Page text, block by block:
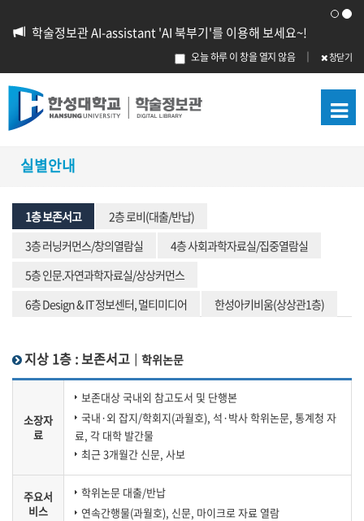
학술정보관 AI-assistant 'AI 북부기'를 이용해 보세요~!
오늘 하루 이 창을 열지 않음 ｜ 창닫기
실별안내
1층 보존서고
2층 로비(대출/반납)
3층 러닝커먼스/창의열람실
4층 사회과학자료실/집중열람실
5층 인문.자연과학자료실/상상커먼스
6층 Design & IT 정보센터, 멀티미디어
한성아키비움(상상관1층)
지상 1층 : 보존서고 ｜학위논문
소장자
료
보존대상 국내외 참고도서 및 단행본
국내·외 잡지/학회지(과월호), 석·박사 학위논문, 통계청 자
료, 각 대학 발간물
최근 3개월간 신문, 사보
주요서
비스
학위논문 대출/반납
연속간행물(과월호), 신문, 마이크로 자료 열람